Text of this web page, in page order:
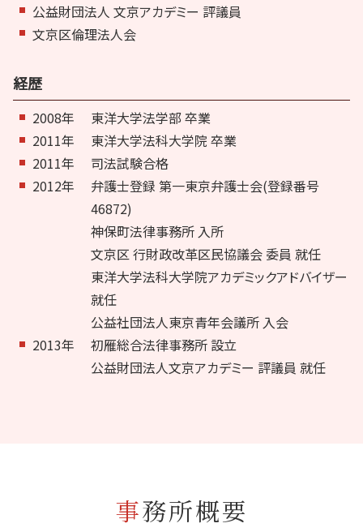
公益財団法人 文京アカデミー 評議員
文京区倫理法人会
経歴
2008年
東洋大学法学部 卒業
2011年
東洋大学法科大学院 卒業
2011年
司法試験合格
2012年
弁護士登録 第一東京弁護士会(登録番号
46872)
神保町法律事務所 入所
文京区 行財政改革区民協議会 委員 就任
東洋大学法科大学院アカデミックアドバイザー
就任
公益社団法人東京青年会議所 入会
2013年
初雁総合法律事務所 設立
公益財団法人文京アカデミー 評議員 就任
事務所概要